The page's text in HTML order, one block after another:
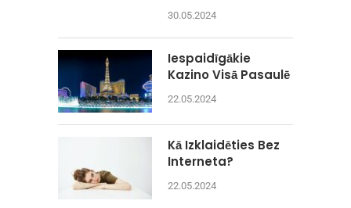
30.05.2024
Iespaidīgākie
Kazino Visā Pasaulē
22.05.2024
Kā Izklaidēties Bez
Interneta?
22.05.2024